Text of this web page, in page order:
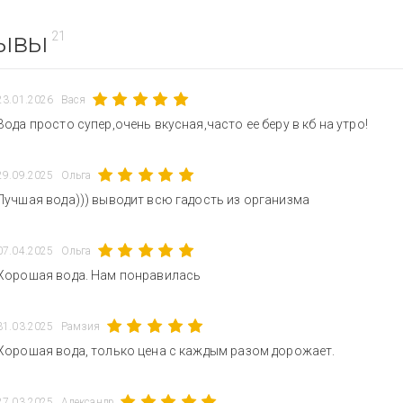
21
Вася
просто супер,очень вкусная,часто ее беру в кб на утро!
Ольга
вода))) выводит всю гадость из организма
Ольга
вода. Нам понравилась
Рамзия
вода, только цена с каждым разом дорожает.